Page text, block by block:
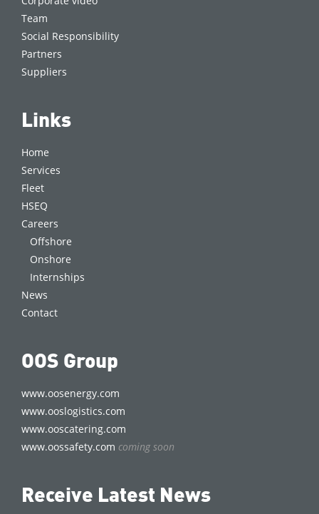
Team
Social Responsibility
Partners
Suppliers
Links
Home
Services
Fleet
HSEQ
Careers
Offshore
Onshore
Internships
News
Contact
OOS Group
www.oosenergy.com
www.ooslogistics.com
www.ooscatering.com
www.oossafety.com coming soon
Receive Latest News